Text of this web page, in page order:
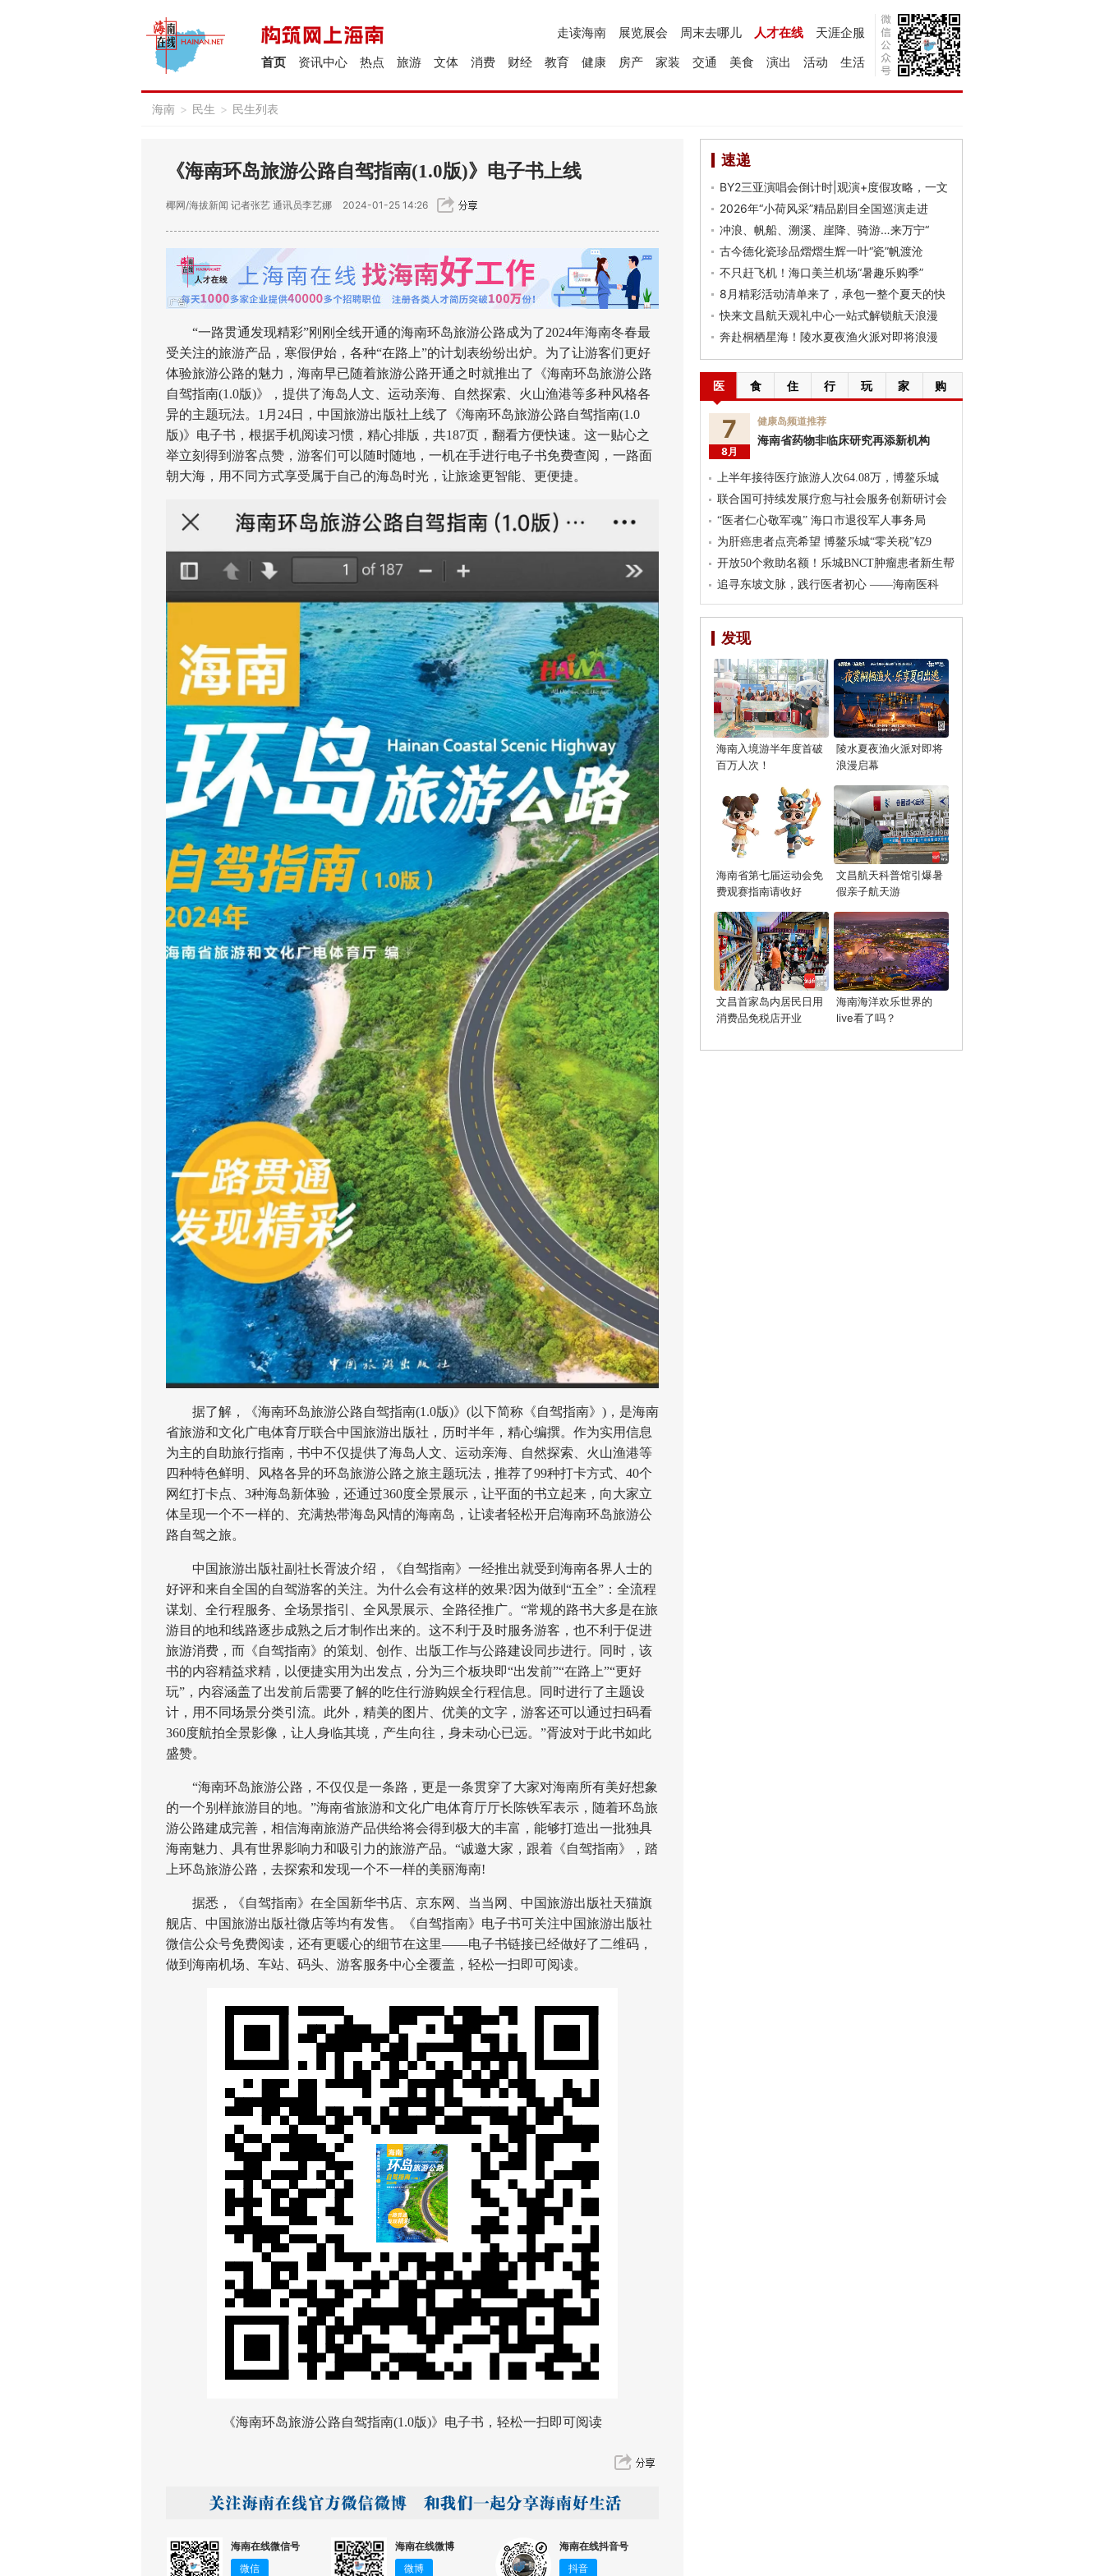
天涯企服
人才在线
周末去哪儿
展览展会
走读海南
生活
活动
演出
美食
交通
家装
房产
健康
教育
财经
消费
文体
旅游
热点
资讯中心
首页
海南 > 民生 > 民生列表
《海南环岛旅游公路自驾指南(1.0版)》电子书上线
椰网/海拔新闻 记者张艺 通讯员李艺娜 2024-01-25 14:26
“一路贯通发现精彩”刚刚全线开通的海南环岛旅游公路成为了2024年海南冬春最
受关注的旅游产品，寒假伊始，各种“在路上”的计划表纷纷出炉。为了让游客们更好
体验旅游公路的魅力，海南早已随着旅游公路开通之时就推出了《海南环岛旅游公路
自驾指南(1.0版)》，提供了海岛人文、运动亲海、自然探索、火山渔港等多种风格各
异的主题玩法。1月24日，中国旅游出版社上线了《海南环岛旅游公路自驾指南(1.0
版)》电子书，根据手机阅读习惯，精心排版，共187页，翻看方便快速。这一贴心之
举立刻得到游客点赞，游客们可以随时随地，一机在手进行电子书免费查阅，一路面
朝大海，用不同方式享受属于自己的海岛时光，让旅途更智能、更便捷。
据了解，《海南环岛旅游公路自驾指南(1.0版)》(以下简称《自驾指南》)，是海南
省旅游和文化广电体育厅联合中国旅游出版社，历时半年，精心编撰。作为实用信息
为主的自助旅行指南，书中不仅提供了海岛人文、运动亲海、自然探索、火山渔港等
四种特色鲜明、风格各异的环岛旅游公路之旅主题玩法，推荐了99种打卡方式、40个
网红打卡点、3种海岛新体验，还通过360度全景展示，让平面的书立起来，向大家立
体呈现一个不一样的、充满热带海岛风情的海南岛，让读者轻松开启海南环岛旅游公
路自驾之旅。
中国旅游出版社副社长胥波介绍，《自驾指南》一经推出就受到海南各界人士的
好评和来自全国的自驾游客的关注。为什么会有这样的效果?因为做到“五全”：全流程
谋划、全行程服务、全场景指引、全风景展示、全路径推广。“常规的路书大多是在旅
游目的地和线路逐步成熟之后才制作出来的。这不利于及时服务游客，也不利于促进
旅游消费，而《自驾指南》的策划、创作、出版工作与公路建设同步进行。同时，该
书的内容精益求精，以便捷实用为出发点，分为三个板块即“出发前”“在路上”“更好
玩”，内容涵盖了出发前后需要了解的吃住行游购娱全行程信息。同时进行了主题设
计，用不同场景分类引流。此外，精美的图片、优美的文字，游客还可以通过扫码看
360度航拍全景影像，让人身临其境，产生向往，身未动心已远。”胥波对于此书如此
盛赞。
“海南环岛旅游公路，不仅仅是一条路，更是一条贯穿了大家对海南所有美好想象
的一个别样旅游目的地。”海南省旅游和文化广电体育厅厅长陈铁军表示，随着环岛旅
游公路建成完善，相信海南旅游产品供给将会得到极大的丰富，能够打造出一批独具
海南魅力、具有世界影响力和吸引力的旅游产品。“诚邀大家，跟着《自驾指南》，踏
上环岛旅游公路，去探索和发现一个不一样的美丽海南!
据悉，《自驾指南》在全国新华书店、京东网、当当网、中国旅游出版社天猫旗
舰店、中国旅游出版社微店等均有发售。《自驾指南》电子书可关注中国旅游出版社
微信公众号免费阅读，还有更暖心的细节在这里——电子书链接已经做好了二维码，
做到海南机场、车站、码头、游客服务中心全覆盖，轻松一扫即可阅读。
《海南环岛旅游公路自驾指南(1.0版)》电子书，轻松一扫即可阅读
海南在线微信号
微信
海南在线微博
微博
海南在线抖音号
抖音
速递
BY2三亚演唱会倒计时|观演+度假攻略，一文
2026年“小荷风采”精品剧目全国巡演走进
冲浪、帆船、溯溪、崖降、骑游…来万宁“
古今德化瓷珍品熠熠生辉一叶“瓷”帆渡沧
不只赶飞机！海口美兰机场“暑趣乐购季”
8月精彩活动清单来了，承包一整个夏天的快
快来文昌航天观礼中心一站式解锁航天浪漫
奔赴桐栖星海！陵水夏夜渔火派对即将浪漫
医 食 住 行 玩 家 购
7
8月
健康岛频道推荐
海南省药物非临床研究再添新机构
上半年接待医疗旅游人次64.08万，博鳌乐城
联合国可持续发展疗愈与社会服务创新研讨会
“医者仁心敬军魂” 海口市退役军人事务局
为肝癌患者点亮希望 博鳌乐城“零关税”钇9
开放50个救助名额！乐城BNCT肿瘤患者新生帮
追寻东坡文脉，践行医者初心 ——海南医科
发现
海南入境游半年度首破
百万人次！
陵水夏夜渔火派对即将
浪漫启幕
海南省第七届运动会免
费观赛指南请收好
文昌航天科普馆引爆暑
假亲子航天游
文昌首家岛内居民日用
消费品免税店开业
海南海洋欢乐世界的
live看了吗？